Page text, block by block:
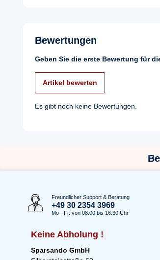
Bewertungen
Geben Sie die erste Bewertung für
Artikel bewerten
Es gibt noch keine Bewertungen.
Freundlicher Support & Beratung
+49 30 2354 3969
Mo - Fr. von 08.00 bis 16:30 Uhr
Keine Abholung !
Sparsando GmbH